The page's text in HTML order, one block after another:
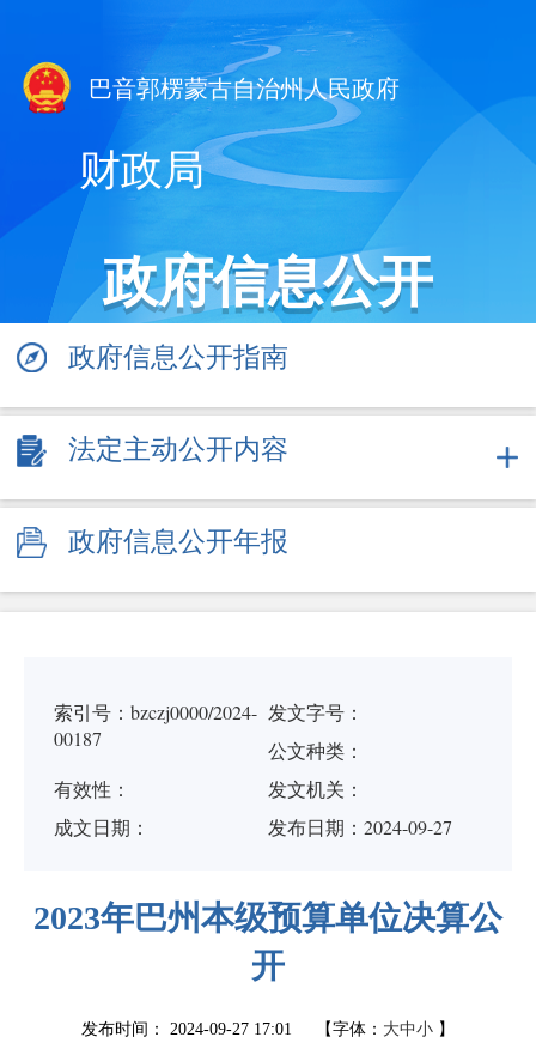
巴音郭楞蒙古自治州人民政府
财政局
政府信息公开
政府信息公开指南
法定主动公开内容
政府信息公开年报
索引号：bzczj0000/2024-
00187
发文字号：
公文种类：
有效性：
发文机关：
成文日期：
发布日期：2024-09-27
2023年巴州本级预算单位决算公
开
发布时间： 2024-09-27 17:01 【字体： 大中小 】